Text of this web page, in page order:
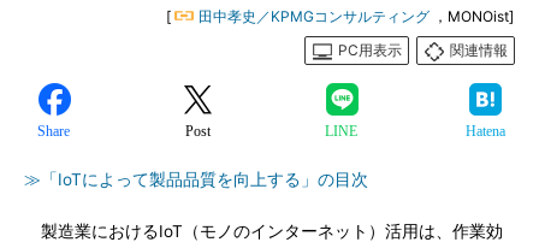
[ 田中孝史／KPMGコンサルティング ，MONOist]
PC用表示
関連情報
Share Post LINE Hatena
≫「IoTによって製品品質を向上する」の目次
製造業におけるIoT（モノのインターネット）活用は、作業効